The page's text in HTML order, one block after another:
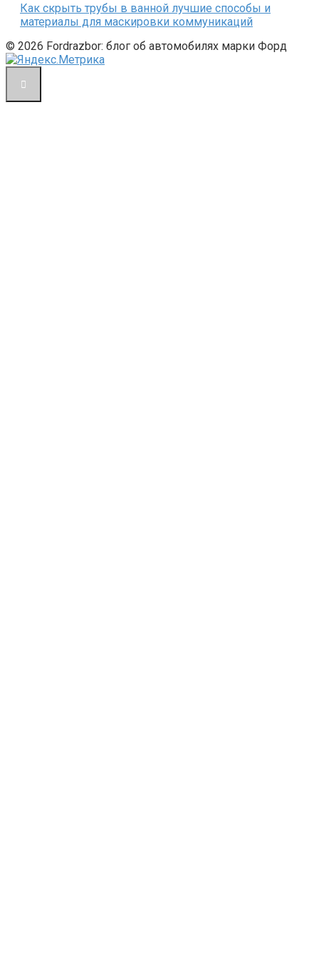
Как скрыть трубы в ванной лучшие способы и
материалы для маскировки коммуникаций
© 2026 Fordrazbor: блог об автомобилях марки Форд